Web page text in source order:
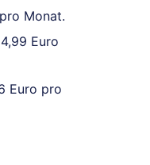
Monat.
Euro
Euro pro